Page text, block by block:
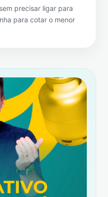
precisar ligar para
para cotar o menor